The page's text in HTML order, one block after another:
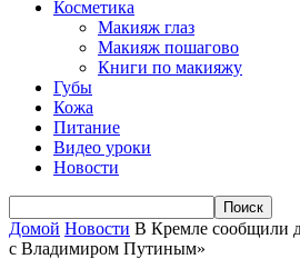
Косметика
Макияж глаз
Макияж пошагово
Книги по макияжу
Губы
Кожа
Питание
Видео уроки
Новости
Домой Новости В Кремле сообщили
с Владимиром Путиным»